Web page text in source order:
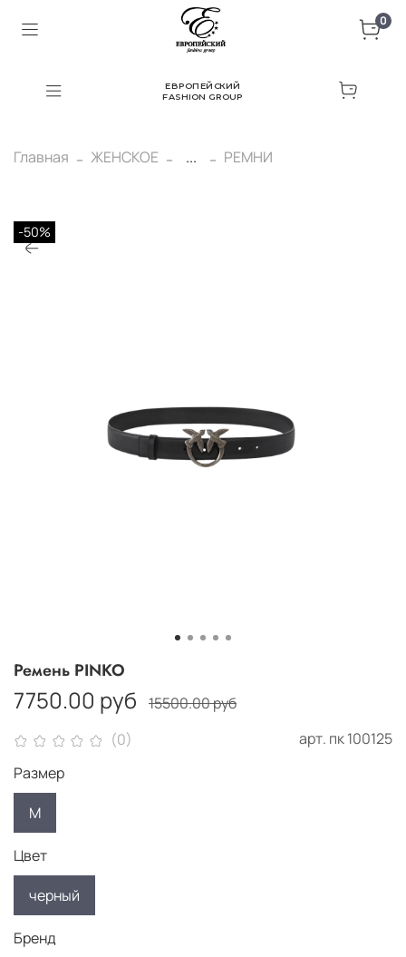
0
ЕВРОПЕЙСКИЙ
FASHION GROUP
Главная ЖЕНСКОЕ ... РЕМНИ
-50%
(0) арт. пк 100125
Ремень PINKO
7750.00 руб 15500.00 руб
Размер
M
Цвет
черный
Бренд